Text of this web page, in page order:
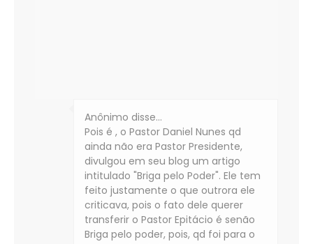
Anônimo disse…
Pois é , o Pastor Daniel Nunes qd
ainda não era Pastor Presidente,
divulgou em seu blog um artigo
intitulado "Briga pelo Poder". Ele tem
feito justamente o que outrora ele
criticava, pois o fato dele querer
transferir o Pastor Epitácio é senão
Briga pelo poder, pois, qd foi para o